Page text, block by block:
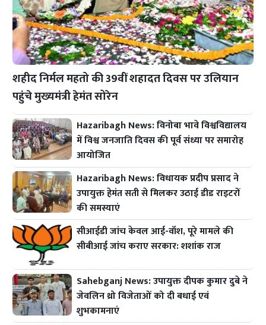
शहीद निर्मल महतो की 39वीं शहादत दिवस पर उलियान
पहुंचे मुख्यमंत्री हेमंत सोरेन
Hazaribagh News: विनोबा भावे विश्वविद्यालय
में विश्व जनजाति दिवस की पूर्व संध्या पर समारोह
आयोजित
Hazaribagh News: विधायक प्रदीप प्रसाद ने
उपायुक्त हेमंत सती से मिलकर उठाई डीड राइटरों
की समस्याएं
सीआईडी जांच केवल आई-वॉश, पूरे मामले की
सीबीआई जांच कराए सरकार: शशांक राज
Sahebganj News: उपायुक्त दीपक कुमार दुबे ने
जेवलिन थ्रो विजेताओं को दी बधाई एवं
शुभकामनाएं